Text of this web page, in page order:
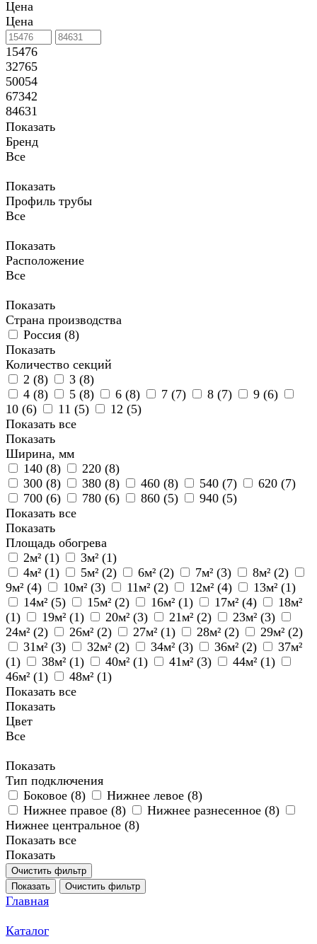
Цена
Цена
15476
32765
50054
67342
84631
Показать
Бренд
Все
Показать
Профиль трубы
Все
Показать
Расположение
Все
Показать
Страна производства
Россия (8)
Показать
Количество секций
2 (8) 3 (8)
4 (8) 5 (8) 6 (8) 7 (7) 8 (7) 9 (6)
10 (6) 11 (5) 12 (5)
Показать все
Показать
Ширина, мм
140 (8) 220 (8)
300 (8) 380 (8) 460 (8) 540 (7) 620 (7)
700 (6) 780 (6) 860 (5) 940 (5)
Показать все
Показать
Площадь обогрева
2м² (1) 3м² (1)
4м² (1) 5м² (2) 6м² (2) 7м² (3) 8м² (2)
9м² (4) 10м² (3) 11м² (2) 12м² (4) 13м² (1)
14м² (5) 15м² (2) 16м² (1) 17м² (4)
18м²
(1) 19м² (1) 20м² (3) 21м² (2) 23м² (3)
24м² (2) 26м² (2) 27м² (1) 28м² (2) 29м² (2)
31м² (3) 32м² (2) 34м² (3) 36м² (2)
37м²
(1) 38м² (1) 40м² (1) 41м² (3) 44м² (1)
46м² (1) 48м² (1)
Показать все
Показать
Цвет
Все
Показать
Тип подключения
Боковое (8) Нижнее левое (8)
Нижнее правое (8) Нижнее разнесенное (8)
Нижнее центральное (8)
Показать все
Показать
Очистить фильтр
Показать
Очистить фильтр
Главная
Каталог